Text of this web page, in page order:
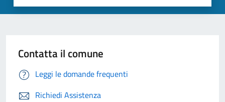
Contatta il comune
Leggi le domande frequenti
Richiedi Assistenza